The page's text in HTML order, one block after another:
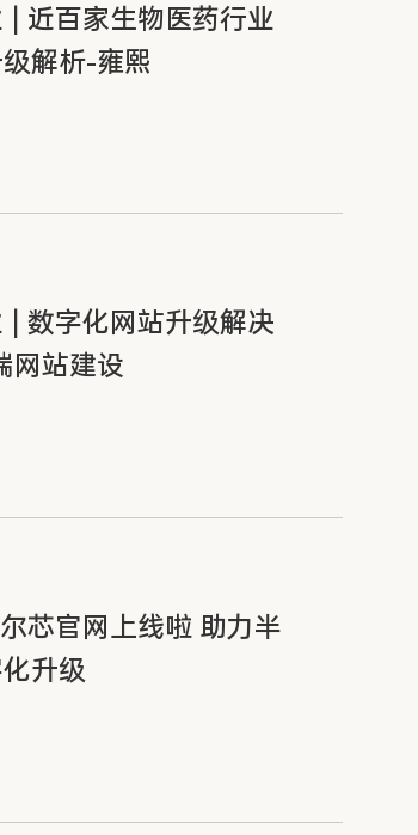
| 近百家生物医药行业
解析-雍熙
| 数字化网站升级解决
网站建设
芯官网上线啦 助力半
升级